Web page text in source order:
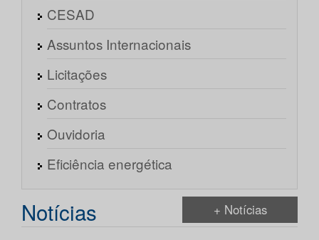
CESAD
Assuntos Internacionais
Licitações
Contratos
Ouvidoria
Eficiência energética
Notícias + Notícias